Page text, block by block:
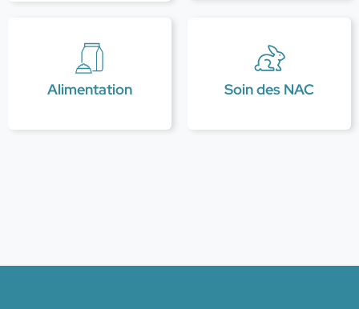
Alimentation Soin des NAC